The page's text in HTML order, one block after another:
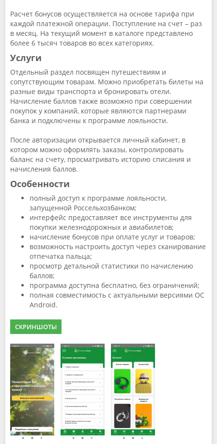
Расчет бонусов осуществляется на основе тарифа при
каждой платежной операции. Поступление на счет – раз
в месяц. На текущий момент в каталоге представлено
более 6 тысяч товаров во всех категориях.
Услуги
Отдельный раздел посвящен путешествиям и
сопутствующим товарам. Можно приобретать билеты на
разные виды транспорта и бронировать отели.
Начисление баллов также возможно при совершении
покупок у компаний, которые являются партнерами
банка и подключены к программе лояльности.
После авторизации открывается личный кабинет, в
котором можно оформлять заказы, контролировать
баланс на счету, просматривать историю списания и
начисления баллов.
Особенности
полный доступ к программе лояльности,
запущенной Россельхозбанком;
интерфейс предоставляет все инструменты для
покупки железнодорожных и авиабилетов;
начисление бонусов при оплате услуг и товаров;
возможность настроить доступ через сканирование
отпечатка пальца;
просмотр детальной статистики по начислению
баллов;
программа доступна бесплатно, без ограничений;
полная совместимость с актуальными версиями ОС
Android.
СКРИНШОТЫ